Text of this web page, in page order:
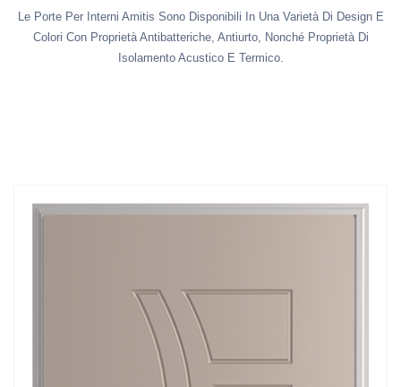
Le Porte Per Interni Amitis Sono Disponibili In Una Varietà Di Design E
Colori Con Proprietà Antibatteriche, Antiurto, Nonché Proprietà Di
Isolamento Acustico E Termico.